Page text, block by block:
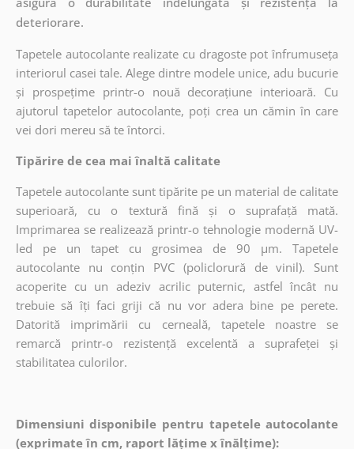
deteriorare.
Tapetele autocolante realizate cu dragoste pot înfrumuseța
interiorul casei tale. Alege dintre modele unice, adu bucurie
și prospețime printr-o nouă decorațiune interioară. Cu
ajutorul tapetelor autocolante, poți crea un cămin în care
vei dori mereu să te întorci.
Tipărire de cea mai înaltă calitate
Tapetele autocolante sunt tipărite pe un material de calitate
superioară, cu o textură fină și o suprafață mată.
Imprimarea se realizează printr-o tehnologie modernă UV-
led pe un tapet cu grosimea de 90 µm. Tapetele
autocolante nu conțin PVC (policlorură de vinil). Sunt
acoperite cu un adeziv acrilic puternic, astfel încât nu
trebuie să îți faci griji că nu vor adera bine pe perete.
Datorită imprimării cu cerneală, tapetele noastre se
remarcă printr-o rezistență excelentă a suprafeței și
stabilitatea culorilor.
Dimensiuni disponibile pentru tapetele autocolante
(exprimate în cm, raport lățime x înălțime):